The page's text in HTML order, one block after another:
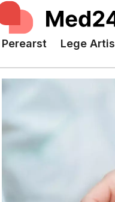
Perearst Lege Artis